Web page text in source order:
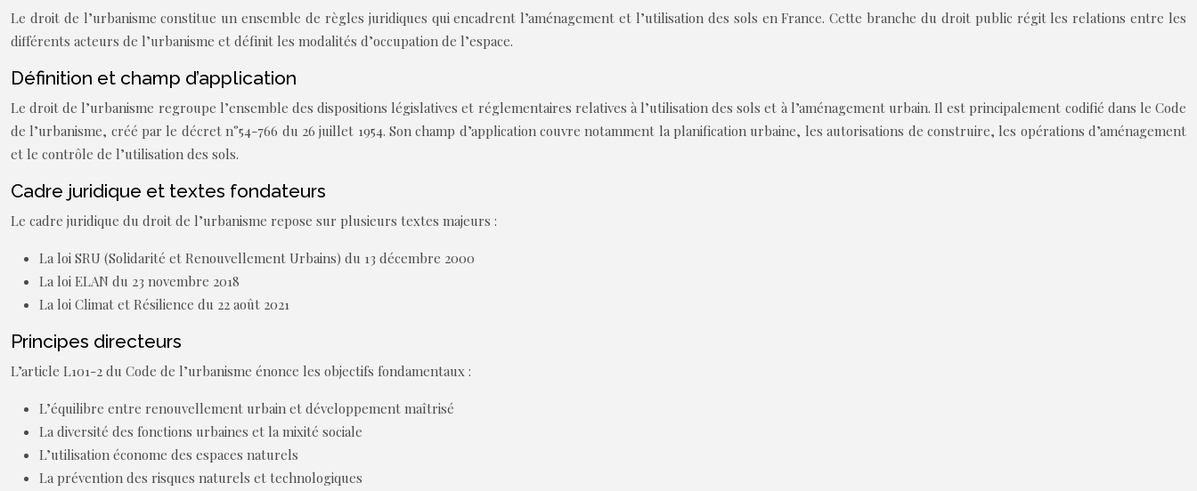
Le droit de l’urbanisme constitue un ensemble de règles juridiques qui encadrent l’aménagement et l’utilisation des sols en France. Cette branche du droit public régit les relations entre les
différents acteurs de l’urbanisme et définit les modalités d’occupation de l’espace.
Définition et champ d’application
Le droit de l’urbanisme regroupe l’ensemble des dispositions législatives et réglementaires relatives à l’utilisation des sols et à l’aménagement urbain. Il est principalement codifié dans le Code
de l’urbanisme, créé par le décret n°54-766 du 26 juillet 1954. Son champ d’application couvre notamment la planification urbaine, les autorisations de construire, les opérations d’aménagement
et le contrôle de l’utilisation des sols.
Cadre juridique et textes fondateurs
Le cadre juridique du droit de l’urbanisme repose sur plusieurs textes majeurs :
La loi SRU (Solidarité et Renouvellement Urbains) du 13 décembre 2000
La loi ELAN du 23 novembre 2018
La loi Climat et Résilience du 22 août 2021
Principes directeurs
L’article L101-2 du Code de l’urbanisme énonce les objectifs fondamentaux :
L’équilibre entre renouvellement urbain et développement maîtrisé
La diversité des fonctions urbaines et la mixité sociale
L’utilisation économe des espaces naturels
La prévention des risques naturels et technologiques